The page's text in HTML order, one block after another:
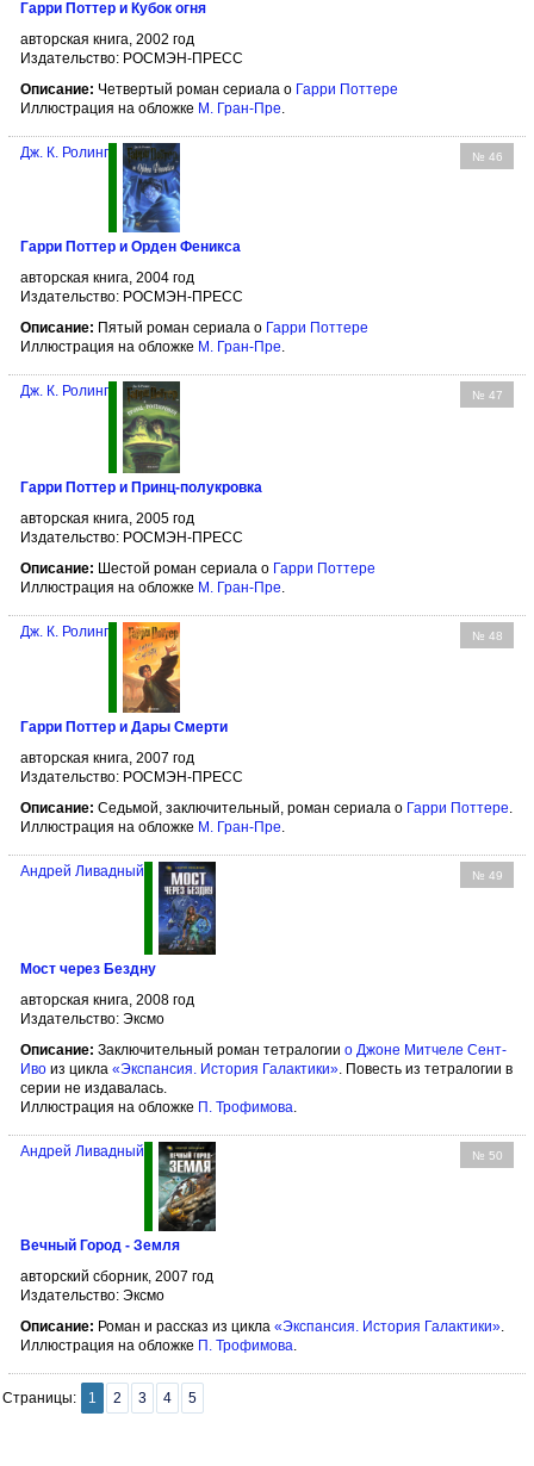
Гарри Поттер и Кубок огня
авторская книга, 2002 год
Издательство: РОСМЭН-ПРЕСС
Описание: Четвертый роман сериала о Гарри Поттере
Иллюстрация на обложке М. Гран-Пре.
№ 46
Дж. К. Ролинг
Гарри Поттер и Орден Феникса
авторская книга, 2004 год
Издательство: РОСМЭН-ПРЕСС
Описание: Пятый роман сериала о Гарри Поттере
Иллюстрация на обложке М. Гран-Пре.
№ 47
Дж. К. Ролинг
Гарри Поттер и Принц-полукровка
авторская книга, 2005 год
Издательство: РОСМЭН-ПРЕСС
Описание: Шестой роман сериала о Гарри Поттере
Иллюстрация на обложке М. Гран-Пре.
№ 48
Дж. К. Ролинг
Гарри Поттер и Дары Смерти
авторская книга, 2007 год
Издательство: РОСМЭН-ПРЕСС
Описание: Седьмой, заключительный, роман сериала о Гарри Поттере.
Иллюстрация на обложке М. Гран-Пре.
№ 49
Андрей Ливадный
Мост через Бездну
авторская книга, 2008 год
Издательство: Эксмо
Описание: Заключительный роман тетралогии о Джоне Митчеле Сент-
Иво из цикла «Экспансия. История Галактики». Повесть из тетралогии в
серии не издавалась.
Иллюстрация на обложке П. Трофимова.
№ 50
Андрей Ливадный
Вечный Город - Земля
авторский сборник, 2007 год
Издательство: Эксмо
Описание: Роман и рассказ из цикла «Экспансия. История Галактики».
Иллюстрация на обложке П. Трофимова.
Страницы: 1 2 3 4 5